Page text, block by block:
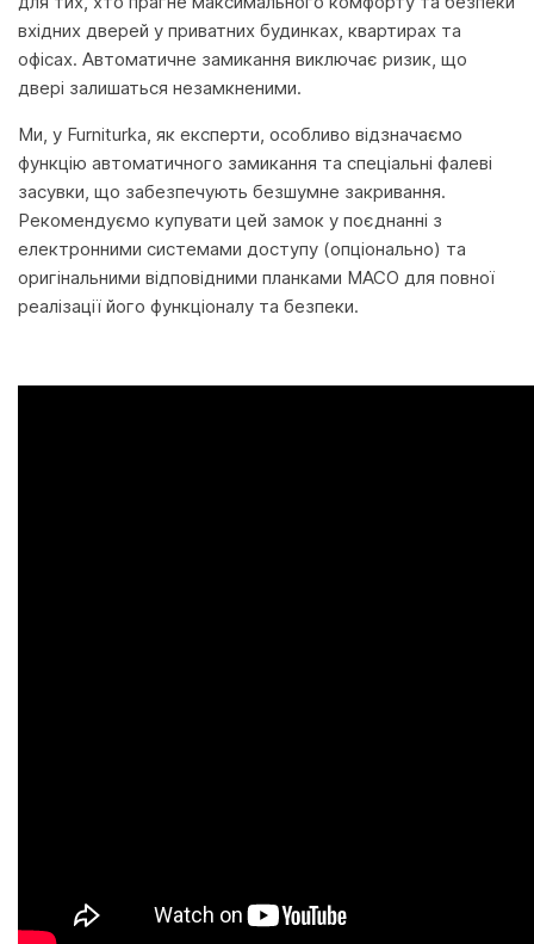
вхідних дверей у приватних будинках, квартирах та
офісах. Автоматичне замикання виключає ризик, що
двері залишаться незамкненими.
Ми, у Furniturka, як експерти, особливо відзначаємо
функцію автоматичного замикання та спеціальні фалеві
засувки, що забезпечують безшумне закривання.
Рекомендуємо купувати цей замок у поєднанні з
електронними системами доступу (опціонально) та
оригінальними відповідними планками MACO для повної
реалізації його функціоналу та безпеки.